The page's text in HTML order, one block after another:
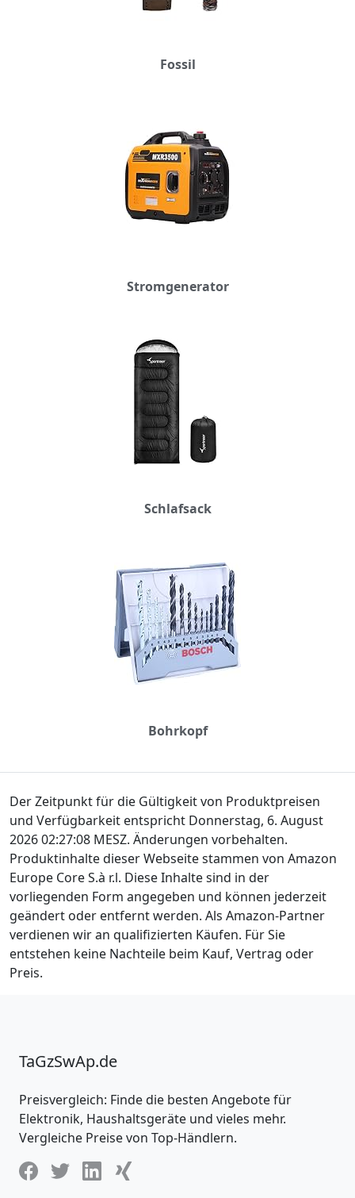
Fossil
Stromgenerator
Schlafsack
Bohrkopf
Der Zeitpunkt für die Gültigkeit von Produktpreisen
und Verfügbarkeit entspricht Donnerstag, 6. August
2026 02:27:08 MESZ. Änderungen vorbehalten.
Produktinhalte dieser Webseite stammen von Amazon
Europe Core S.à r.l. Diese Inhalte sind in der
vorliegenden Form angegeben und können jederzeit
geändert oder entfernt werden. Als Amazon-Partner
verdienen wir an qualifizierten Käufen. Für Sie
entstehen keine Nachteile beim Kauf, Vertrag oder
Preis.
TaGzSwAp.de
Preisvergleich: Finde die besten Angebote für
Elektronik, Haushaltsgeräte und vieles mehr.
Vergleiche Preise von Top-Händlern.